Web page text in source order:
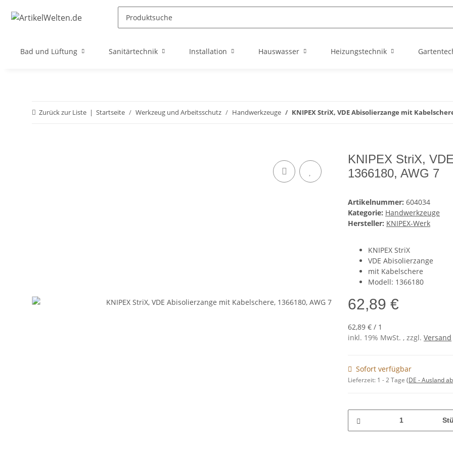
Bad und Lüftung Sanitärtechnik Installation Hauswasser Heizungstechnik
Zurück zur Liste Startseite Werkzeug und Arbeitsschutz Handwerkzeuge KNIPEX StriX, VDE Abisolierzange mit
KNIPEX StriX,
1366180, AWG 7
Artikelnummer: 604034
Kategorie: Handwerkzeuge
Hersteller: KNIPEX-Werk
KNIPEX StriX
VDE Abisolierzange
mit Kabelschere
Modell: 1366180
62,89 €
62,89 € / 1
inkl. 19% MwSt. , zzgl. Versand
Sofort verfügbar
Lieferzeit: 1 - 2 Tage (DE - Ausland